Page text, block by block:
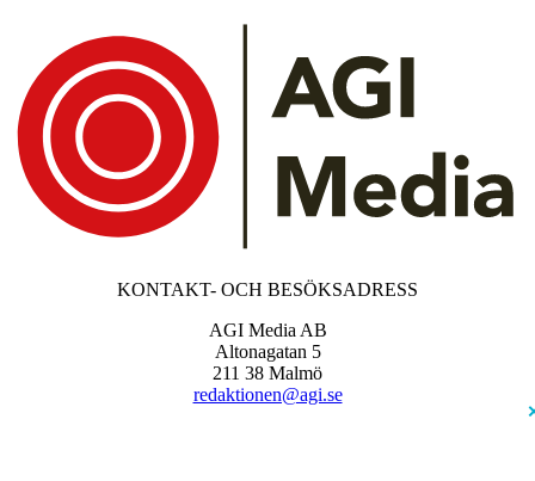
KONTAKT- OCH BESÖKSADRESS
AGI Media AB
Altonagatan 5
211 38 Malmö
redaktionen@agi.se